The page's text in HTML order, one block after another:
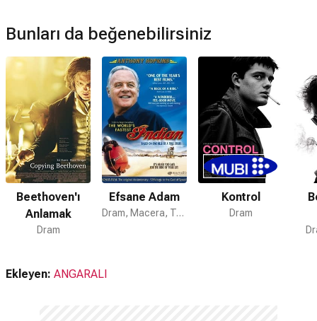
Bunları da beğenebilirsiniz
Beethoven'ı
Anlamak
Dram
Efsane Adam
Dram, Macera, Tarih
Kontrol
Dram
Ekleyen: ANGARALI